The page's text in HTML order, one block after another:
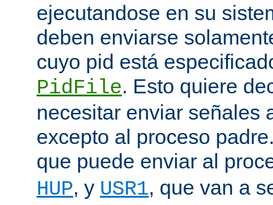
ejecutandose en su
deben enviarse
cuyo pid está
PidFile. Esto quiere
necesitar enviar señales
excepto al proceso
que puede enviar al
HUP, y USR1, que van a